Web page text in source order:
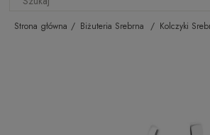
Strona główna Biżuteria Srebrna Kolczyki